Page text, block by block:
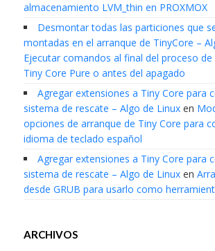
almacenamiento LVM_thin en PROXMOX
Desmontar todas las particiones que
montadas en el arranque de TinyCore –
Ejecutar comandos al final del proceso de
Tiny Core Pure o antes del apagado
Agregar extensiones a Tiny Core para
sistema de rescate – Algo de Linuxen
opciones de arranque de Tiny Core para
idioma de teclado español
Agregar extensiones a Tiny Core para
sistema de rescate – Algo de Linuxen
desde GRUB para usarlo como
ARCHIVOS